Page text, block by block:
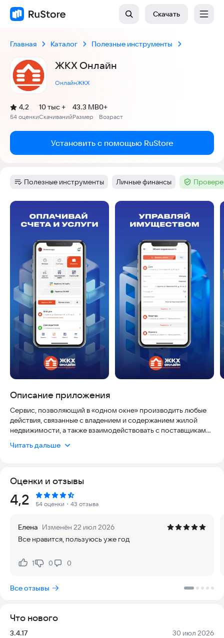
Скачать
Главная Каталог Полезные инструменты
ЖКХ Онлайн
ОнлайнЖКХ
Рейтинг:
4,2
(
54 оценки
)
Скачиваний
10 тыс +
Размер
43.3 MB
Возраст
0+
Установить с помощью RuStore
Категория:
Полезные инструменты Тег:
Личные финансы Тег :
Скриншоты
Описание приложения
Сервис, позволяющий в «одном окне» производить любые
действия, связанные с владением и содержанием жилой
недвижимости, а также взаимодействовать с поставщиками
всех объектах недвижимости собственника;
– взаимодействовать с поставщиками ЖКУ, расчетными
центрами;
– получать сервисы, обеспечивающие комфортные условия
– производить онлайн оплату «одним кликом»;
– передавать показания ИПУ;
связанных с жилым помещением;
– оперативная актуализация информации о смене
Читать дальше
Оценки и отзывы
Рейтинг:
4,2 54 оценки ・43 отзыва
Елена Изменён 22 июл 2026
Все нравится, пользуюсь уже год
Нравится:
1Не нравится:
0 0
Все отзывы
Что нового
Версия:
3.4.17 Дата:
30 июл 2026